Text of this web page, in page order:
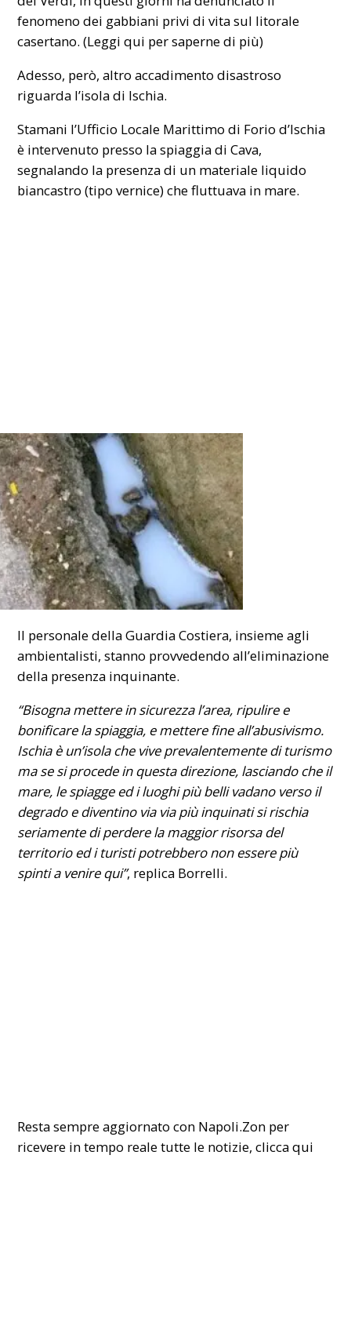
fenomeno dei gabbiani privi di vita sul litorale
casertano. (Leggi qui per saperne di più)
Adesso, però, altro accadimento disastroso
riguarda l’isola di Ischia.
Stamani l’Ufficio Locale Marittimo di Forio d’Ischia
è intervenuto presso la spiaggia di Cava,
segnalando la presenza di un materiale liquido
biancastro (tipo vernice) che fluttuava in mare.
Il personale della Guardia Costiera, insieme agli
ambientalisti, stanno provvedendo all’eliminazione
della presenza inquinante.
“Bisogna mettere in sicurezza l’area, ripulire e
bonificare la spiaggia, e mettere fine all’abusivismo.
Ischia è un’isola che vive prevalentemente di turismo
ma se si procede in questa direzione, lasciando che il
mare, le spiagge ed i luoghi più belli vadano verso il
degrado e diventino via via più inquinati si rischia
seriamente di perdere la maggior risorsa del
territorio ed i turisti potrebbero non essere più
spinti a venire qui”, replica Borrelli.
Resta sempre aggiornato con Napoli.Zon per
ricevere in tempo reale tutte le notizie,clicca qui